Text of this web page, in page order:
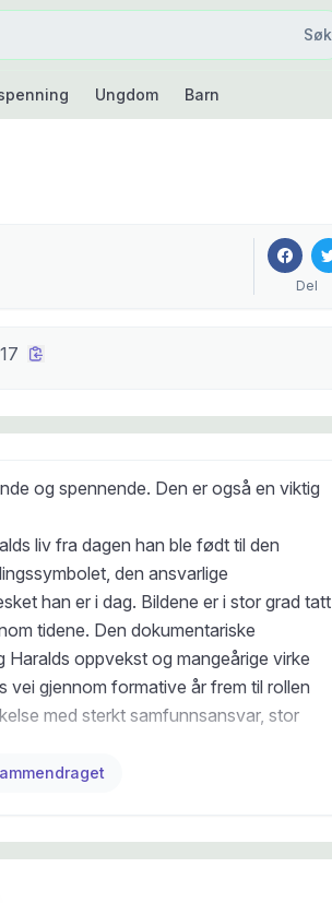
Søk
Søk
Ungdom Barn
Del
og spennende. Den er også en viktig
liv fra dagen han ble født til den
den ansvarlige
han er i dag. Bildene er i stor grad tatt
tidene. Den dokumentariske
oppvekst og mangeårige virke
vei gjennom formative år frem til rollen
med sterkt samfunnsansvar, stor
situasjoner oppstår.